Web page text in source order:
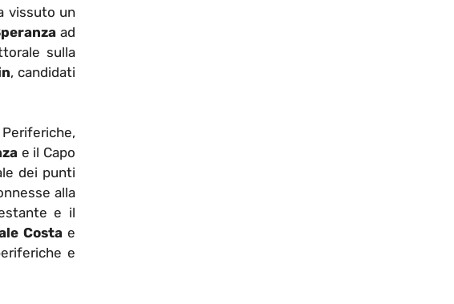
vissuto un
ad
sulla
, candidati
e il Capo
dei punti
alla
e il
Costa e
e